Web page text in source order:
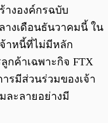
างองค์กรฉบับ
างเดือนธันวาคมนี้ ใน
าหนี้ที่ไม่มีหลัก
กค้าเฉพาะกิจ FTX
รมีส่วนร่วมของเจ้า
ละลายอย่างมี